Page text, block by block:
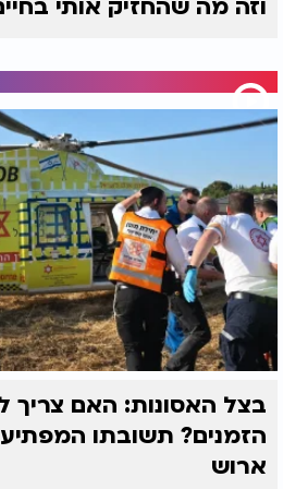
הוא ממשיך לשלב מוזיקה
קודם כל אני יהודי שמנסה
היא פשוט הדרך שה' נתן לי כדי
וזה מה שהחזיק אותי
בצל האסונות: האם צריך
הזמנים? תשובתו
ארוש